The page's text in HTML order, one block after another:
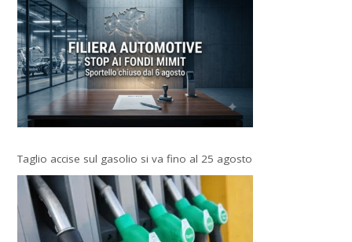
Taglio accise sul gasolio si va fino al 25 agosto